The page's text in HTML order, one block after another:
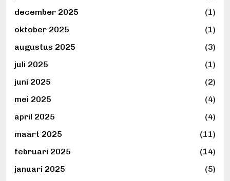
december 2025
(1)
oktober 2025
(1)
augustus 2025
(3)
juli 2025
(1)
juni 2025
(2)
mei 2025
(4)
april 2025
(4)
maart 2025
(11)
februari 2025
(14)
januari 2025
(5)